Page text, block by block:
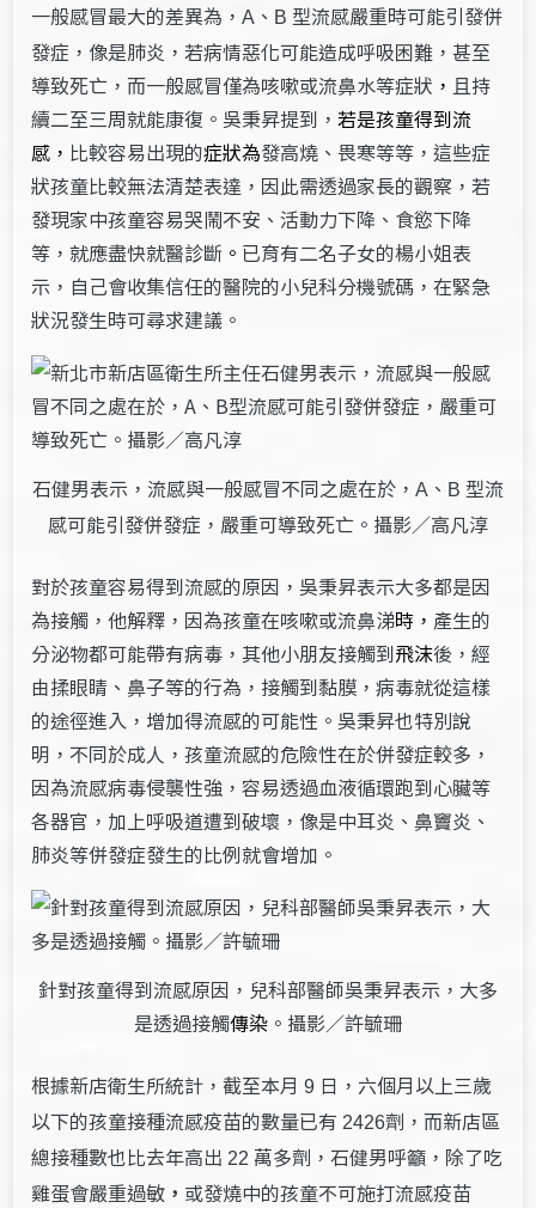
一般感冒最大的差異為，A 、 B 型流感嚴重時可能引發併
發症，像是肺炎，若病情惡化可能造成呼吸困難，甚至
導致死亡，而一般感冒僅為咳嗽或流鼻水等症狀 ， 且持
續二至三周就能康復。吳秉昇提到，若是孩童得到流
感， 比較容易出現的症狀為發高燒、畏寒等等，這些症
狀孩童比較無法清楚表達，因此需透過家長的觀察，若
發現家中孩童容易哭鬧不安、活動力下降、食慾下降
等，就應盡快就醫診斷 。 已育有二名子女的楊小姐表
示，自己會收集信任的醫院的小兒科分機號碼，在緊急
狀況發生時可尋求建議。
石健男表示，流感與一般感冒不同之處在於， A 、 B 型流
感可能引發併發症，嚴重可導致死亡。攝影／高凡淳
對於孩童容易得到流感的原因，吳秉昇表示大多都是因
為接觸，他解釋，因為孩童在咳嗽或流鼻涕時， 產生的
分泌物都可能帶有病毒，其他小朋友接觸到飛沫後，經
由揉眼睛、鼻子等的行為，接觸到黏膜，病毒就從這樣
的途徑進入，增加得流感的可能性。吳秉昇也特別說
明，不同於成人，孩童流感的危險性在於併發症較多，
因為流感病毒侵襲性強，容易透過血液循環跑到心臟等
各器官，加上呼吸道遭到破壞，像是中耳炎、鼻竇炎、
肺炎等併發症發生的比例就會增加。
針對孩童得到流感原因，兒科部醫師吳秉昇表示，大多
是透過接觸傳染 。攝影／許毓珊
根據新店衛生所統計，截至本月9 日，六個月以上三歲
以下的孩童接種流感疫苗的數量已有2426劑，而新店區
總接種數也比去年高出22 萬多劑，石健男呼籲，除了吃
雞蛋會嚴重過敏 ， 或發燒中的孩童不可施打流感疫苗